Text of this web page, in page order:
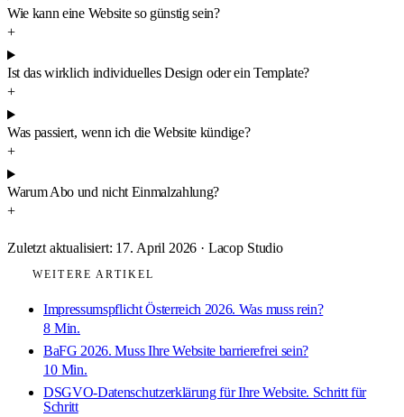
Wie kann eine Website so günstig sein?
+
Ist das wirklich individuelles Design oder ein Template?
+
Was passiert, wenn ich die Website kündige?
+
Warum Abo und nicht Einmalzahlung?
+
Zuletzt aktualisiert: 17. April 2026 · Lacop Studio
WEITERE ARTIKEL
Impressumspflicht Österreich 2026. Was muss rein?
8Min.
BaFG 2026. Muss Ihre Website barrierefrei sein?
10Min.
DSGVO-Datenschutzerklärung für Ihre Website. Schritt für
Schritt